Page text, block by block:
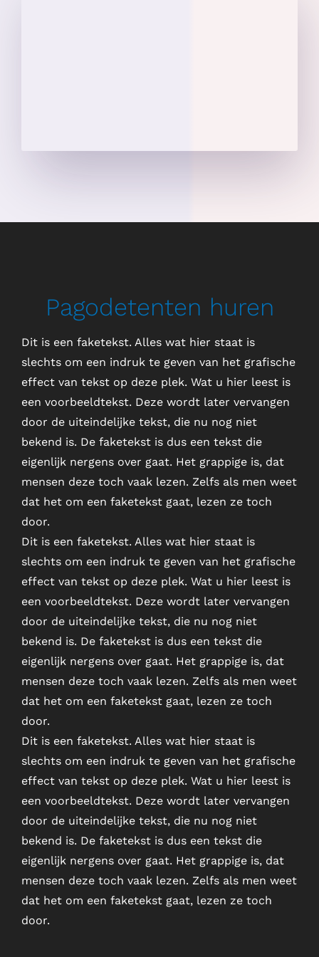
Pagodetenten huren
Dit is een faketekst. Alles wat hier staat is
slechts om een indruk te geven van het grafische
effect van tekst op deze plek. Wat u hier leest is
een voorbeeldtekst. Deze wordt later vervangen
door de uiteindelijke tekst, die nu nog niet
bekend is. De faketekst is dus een tekst die
eigenlijk nergens over gaat. Het grappige is, dat
mensen deze toch vaak lezen. Zelfs als men weet
dat het om een faketekst gaat, lezen ze toch
door.
Dit is een faketekst. Alles wat hier staat is
slechts om een indruk te geven van het grafische
effect van tekst op deze plek. Wat u hier leest is
een voorbeeldtekst. Deze wordt later vervangen
door de uiteindelijke tekst, die nu nog niet
bekend is. De faketekst is dus een tekst die
eigenlijk nergens over gaat. Het grappige is, dat
mensen deze toch vaak lezen. Zelfs als men weet
dat het om een faketekst gaat, lezen ze toch
door.
Dit is een faketekst. Alles wat hier staat is
slechts om een indruk te geven van het grafische
effect van tekst op deze plek. Wat u hier leest is
een voorbeeldtekst. Deze wordt later vervangen
door de uiteindelijke tekst, die nu nog niet
bekend is. De faketekst is dus een tekst die
eigenlijk nergens over gaat. Het grappige is, dat
mensen deze toch vaak lezen. Zelfs als men weet
dat het om een faketekst gaat, lezen ze toch
door.